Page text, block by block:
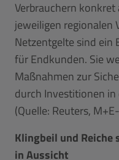
Verbrauchern
jeweiligen regionalen
Netzentgelte sind ein
für Endkunden. Sie
Maßnahmen zur
durch Investitionen
(Quelle: Reuters,
Klingbeil und
in Aussicht